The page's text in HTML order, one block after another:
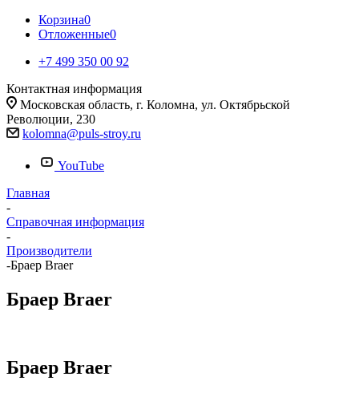
Корзина0
Отложенные0
+7 499 350 00 92
Контактная информация
Московская область, г. Коломна, ул. Октябрьской
Революции, 230
kolomna@puls-stroy.ru
YouTube
Главная
-
Справочная информация
-
Производители
-Браер Braer
Браер Braer
Браер Braer